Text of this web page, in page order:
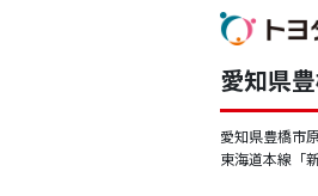
愛知県
愛知県豊橋市
東海道本線「